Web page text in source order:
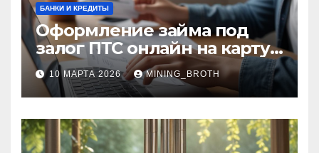
БАНКИ И КРЕДИТЫ
Оформление займа под
залог ПТС онлайн на карту
без визита в офис: порядок,
требования и документы
10 МАРТА 2026 MINING_BROTH